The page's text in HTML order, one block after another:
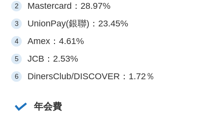
Mastercard：28.97%
UnionPay(銀聯)：23.45%
Amex：4.61%
JCB：2.53%
DinersClub/DISCOVER：1.72％
年会費